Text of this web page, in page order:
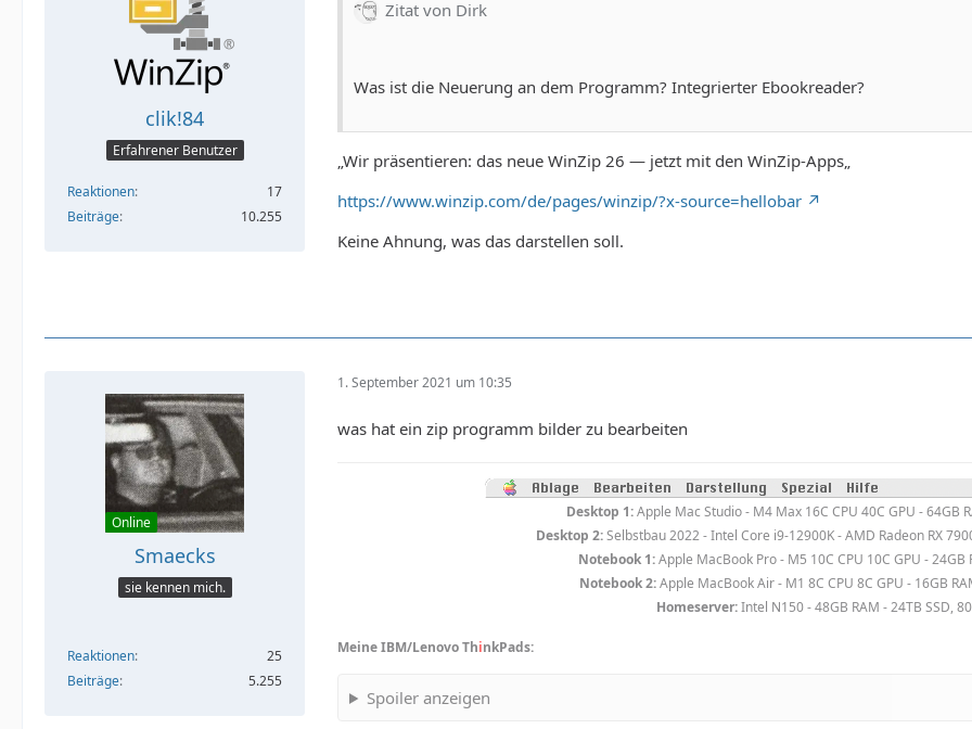
clik!84
Erfahrener Benutzer
Reaktionen
17
Beiträge
10.255
Zitat von Dirk
Was ist die Neuerung an dem Programm? Integrierter Ebookreader?
„Wir präsentieren: das neue WinZip 26 — jetzt mit den WinZip-Apps„
https://www.winzip.com/de/pages/winzip/?x-source=hellobar
Keine Ahnung, was das darstellen soll.
Online
Smaecks
sie kennen mich.
Reaktionen
25
Beiträge
5.255
1. September 2021 um 10:35
was hat ein zip programm bilder zu bearbeiten
Desktop 1:Apple Mac Studio - M4 Max 16C CPU 40C GPU - 64GB
Desktop 2:Selbstbau 2022 - Intel Core i9-12900K - AMD Radeon RX
Notebook 1:Apple MacBook Pro - M5 10C CPU 10C GPU - 24GB
Notebook 2:Apple MacBook Air - M1 8C CPU 8C GPU - 16GB
Homeserver:Intel N150 - 48GB RAM - 24TB SSD,
Meine IBM/Lenovo ThinkPads:
Spoiler anzeigen